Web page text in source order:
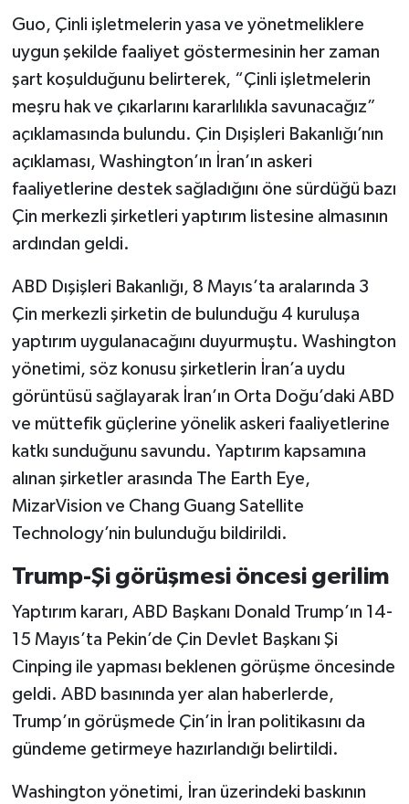
Guo, Çinli işletmelerin yasa ve yönetmeliklere
uygun şekilde faaliyet göstermesinin her zaman
şart koşulduğunu belirterek, “Çinli işletmelerin
meşru hak ve çıkarlarını kararlılıkla savunacağız”
açıklamasında bulundu. Çin Dışişleri Bakanlığı’nın
açıklaması, Washington’ın İran’ın askeri
faaliyetlerine destek sağladığını öne sürdüğü bazı
Çin merkezli şirketleri yaptırım listesine almasının
ardından geldi.
ABD Dışişleri Bakanlığı, 8 Mayıs’ta aralarında 3
Çin merkezli şirketin de bulunduğu 4 kuruluşa
yaptırım uygulanacağını duyurmuştu. Washington
yönetimi, söz konusu şirketlerin İran’a uydu
görüntüsü sağlayarak İran’ın Orta Doğu’daki ABD
ve müttefik güçlerine yönelik askeri faaliyetlerine
katkı sunduğunu savundu. Yaptırım kapsamına
alınan şirketler arasında The Earth Eye,
MizarVision ve Chang Guang Satellite
Technology’nin bulunduğu bildirildi.
Trump-Şi görüşmesi öncesi gerilim
Yaptırım kararı, ABD Başkanı Donald Trump’ın 14-
15 Mayıs’ta Pekin’de Çin Devlet Başkanı Şi
Cinping ile yapması beklenen görüşme öncesinde
geldi. ABD basınında yer alan haberlerde,
Trump’ın görüşmede Çin’in İran politikasını da
gündeme getirmeye hazırlandığı belirtildi.
Washington yönetimi, İran üzerindeki baskının